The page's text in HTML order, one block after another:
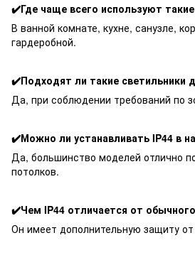
✔️Где чаще всего используют
В ванной комнате, кухне, санузле,
гардеробной.
✔️Подходят ли такие светильники
Да, при соблюдении требований по
✔️Можно ли устанавливать IP44 в
Да, большинство моделей отлично
потолков.
✔️Чем IP44 отличается от
Он имеет дополнительную защиту